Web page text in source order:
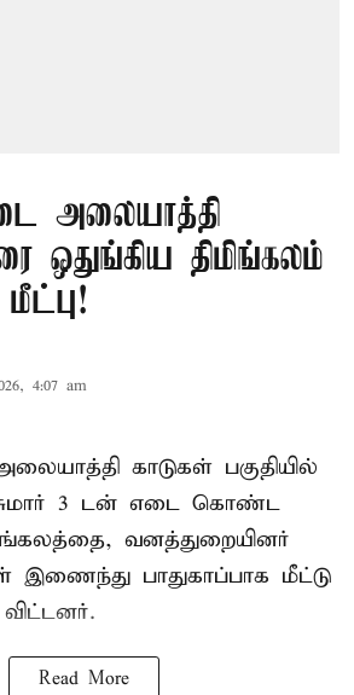
அலையாத்தி
ஒதுங்கிய திமிங்கலம்
4:07 am
காடுகள் பகுதியில்
3 டன் எடை கொண்ட
வனத்துறையினர்
இணைந்து பாதுகாப்பாக மீட்டு
Read More